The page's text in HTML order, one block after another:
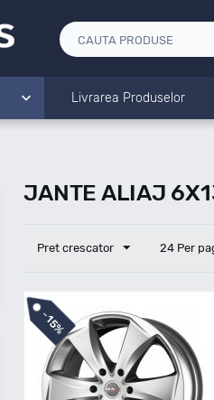
Livrarea Produselor
JANTE ALIAJ
Pret crescator 24 Per
-15%